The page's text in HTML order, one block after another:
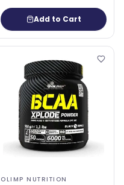
Add to Cart
OLIMP NUTRITION